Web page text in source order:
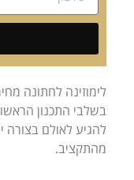
לימוזינה לחתונה
בשלבי התכנון
להגיע לאולם בצורה
מהתקציב.